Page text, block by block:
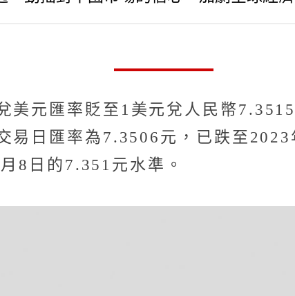
美元匯率貶至1美元兌人民幣
易日匯率為7.3506元，已跌至
8日的7.351元水準。